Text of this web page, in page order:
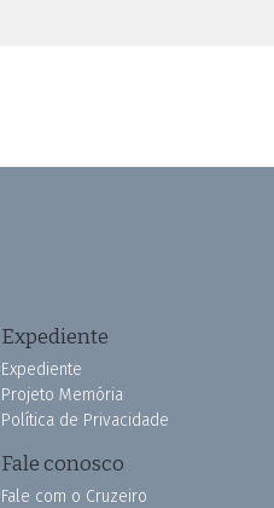
Expediente
Expediente
Projeto Memória
Política de Privacidade
Fale conosco
Fale com o Cruzeiro